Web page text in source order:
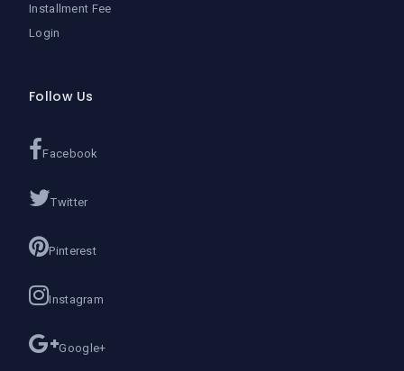
Installment Fee
Login
Follow Us
Facebook
Twitter
Pinterest
Instagram
Google+